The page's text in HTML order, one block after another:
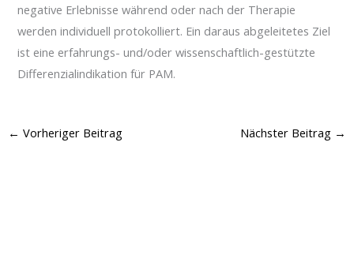
negative Erlebnisse während oder nach der Therapie
werden individuell protokolliert. Ein daraus abgeleitetes Ziel
ist eine erfahrungs- und/oder wissenschaftlich-gestützte
Differenzialindikation für PAM.
← Vorheriger Beitrag Nächster Beitrag →